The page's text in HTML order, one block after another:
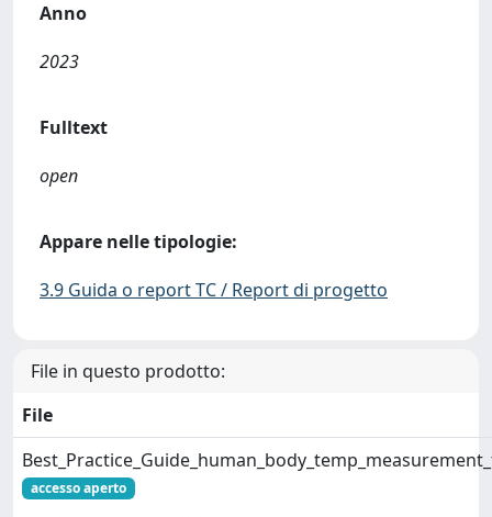
Anno
2023
Fulltext
open
Appare nelle tipologie:
3.9 Guida o report TC / Report di progetto
File in questo prodotto:
File
accesso aperto